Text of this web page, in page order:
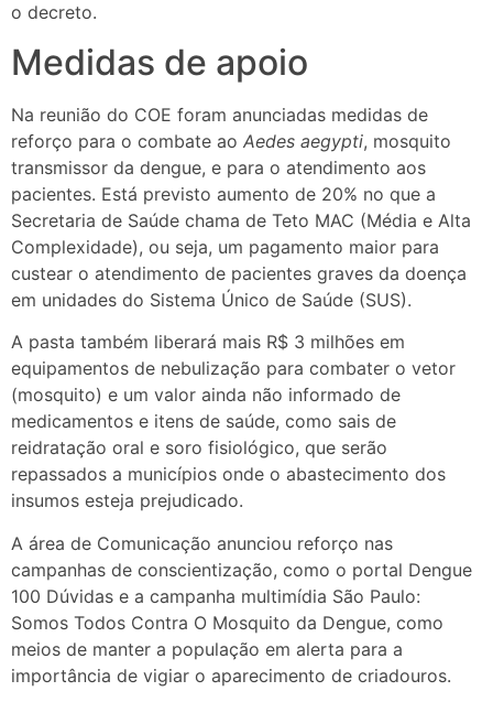
o decreto.
Medidas de apoio
Na reunião do COE foram anunciadas medidas de
reforço para o combate ao Aedes aegypti, mosquito
transmissor da dengue, e para o atendimento aos
pacientes. Está previsto aumento de 20% no que a
Secretaria de Saúde chama de Teto MAC (Média e Alta
Complexidade), ou seja, um pagamento maior para
custear o atendimento de pacientes graves da doença
em unidades do Sistema Único de Saúde (SUS).
A pasta também liberará mais R$ 3 milhões em
equipamentos de nebulização para combater o vetor
(mosquito) e um valor ainda não informado de
medicamentos e itens de saúde, como sais de
reidratação oral e soro fisiológico, que serão
repassados a municípios onde o abastecimento dos
insumos esteja prejudicado.
A área de Comunicação anunciou reforço nas
campanhas de conscientização, como o portal Dengue
100 Dúvidas e a campanha multimídia São Paulo:
Somos Todos Contra O Mosquito da Dengue, como
meios de manter a população em alerta para a
importância de vigiar o aparecimento de criadouros.